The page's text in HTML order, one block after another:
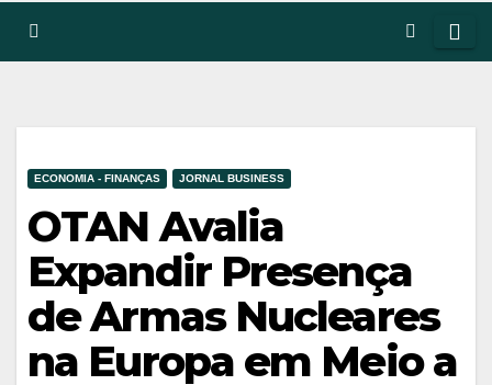
ECONOMIA - FINANÇAS JORNAL BUSINESS
OTAN Avalia
Expandir Presença
de Armas Nucleares
na Europa em Meio a